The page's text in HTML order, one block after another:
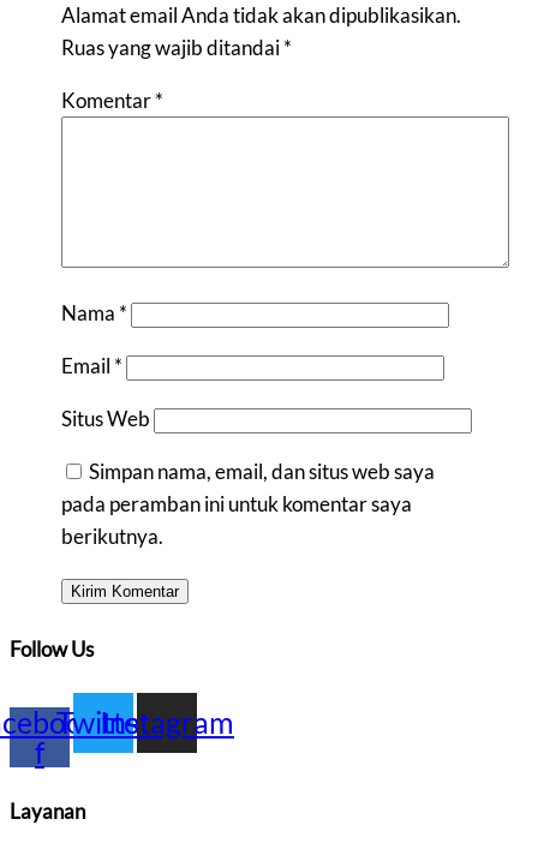
Alamat email Anda tidak akan dipublikasikan.
Ruas yang wajib ditandai*
Komentar*
Nama *
Email *
Situs Web
Simpan nama, email, dan situs web saya
pada peramban ini untuk komentar saya
berikutnya.
Follow Us
f
Twitter
Instagram
Layanan